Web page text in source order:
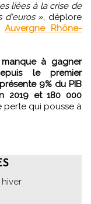
liées à la crise de
d'euros », déplore
Auvergne Rhône-
à gagner
le premier
9% du PIB
2019 et 180 000
perte qui pousse à